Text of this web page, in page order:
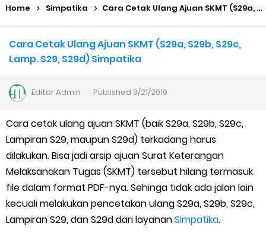
Daftar Penerima PIP MI, MTs, dan MA Tahap I 2026
Kalender Pendidikan Madrasah 2026/2027 | Excel & PDF (Ditjen
Juknis Penerbitan Ijazah Madrasah Tahun 2026
Solusi Agar Valid Rapor & Status Verval di PDUM Tercentang
TKA Susulan jenjang SD/MI dan SMP/MTs
Home Simpatika Cara Cetak Ulang Ajuan SKMT (S29a, S29b, S29c, Lamp. S29, S29d) Simpatika
Cara Cetak Ulang Ajuan SKMT (S29a, S29b, S29c,
Lamp. S29, S29d) Simpatika
EditorAdmin Published 3/21/2019
Cara cetak ulang ajuan SKMT (baik S29a, S29b, S29c,
Lampiran S29, maupun S29d) terkadang harus
dilakukan. Bisa jadi arsip ajuan Surat Keterangan
Melaksanakan Tugas (SKMT) tersebut hilang termasuk
file dalam format PDF-nya. Sehinga tidak ada jalan lain
kecuali melakukan pencetakan ulang S29a, S29b, S29c,
Lampiran S29, dan S29d dari layananSimpatika.